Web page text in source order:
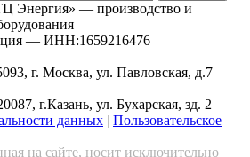
Энергия» — производство и
— ИНН:1659216476
г. Москва, ул. Павловская, д.7
г.Казань, ул. Бухарская, зд. 2
данных | Пользовательское
на сайте, носит исключительно